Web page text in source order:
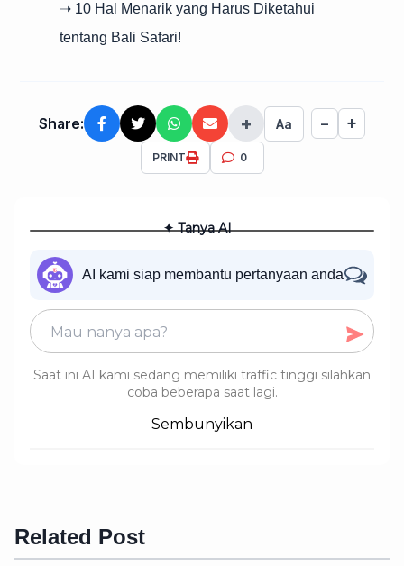
➝ 10 Hal Menarik yang Harus Diketahui
tentang Bali Safari!
Share: + Aa − +
PRINT 0
✦ Tanya AI
AI kami siap membantu pertanyaan anda
Saat ini AI kami sedang memiliki traffic tinggi silahkan
coba beberapa saat lagi.
Sembunyikan
Related Post